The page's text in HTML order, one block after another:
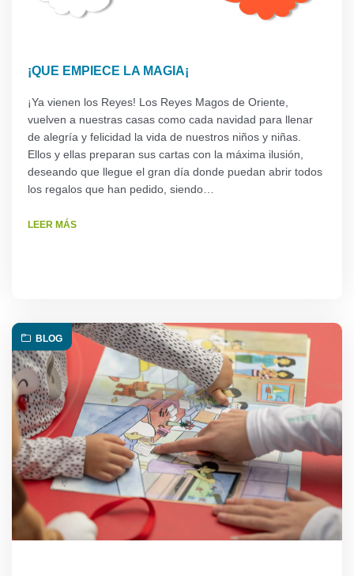
¡QUE EMPIECE LA MAGIA¡
¡Ya vienen los Reyes! Los Reyes Magos de Oriente,
vuelven a nuestras casas como cada navidad para llenar
de alegría y felicidad la vida de nuestros niños y niñas.
Ellos y ellas preparan sus cartas con la máxima ilusión,
deseando que llegue el gran día donde puedan abrir todos
los regalos que han pedido, siendo…
LEER MÁS
BLOG